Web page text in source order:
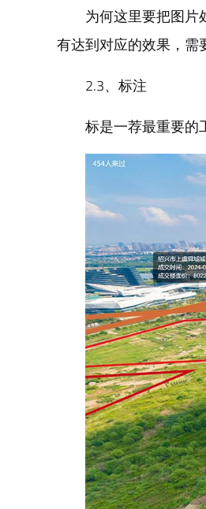
为何这里要把图片
有达到对应的效果，需
2.3、标注
标是一荐最重要的